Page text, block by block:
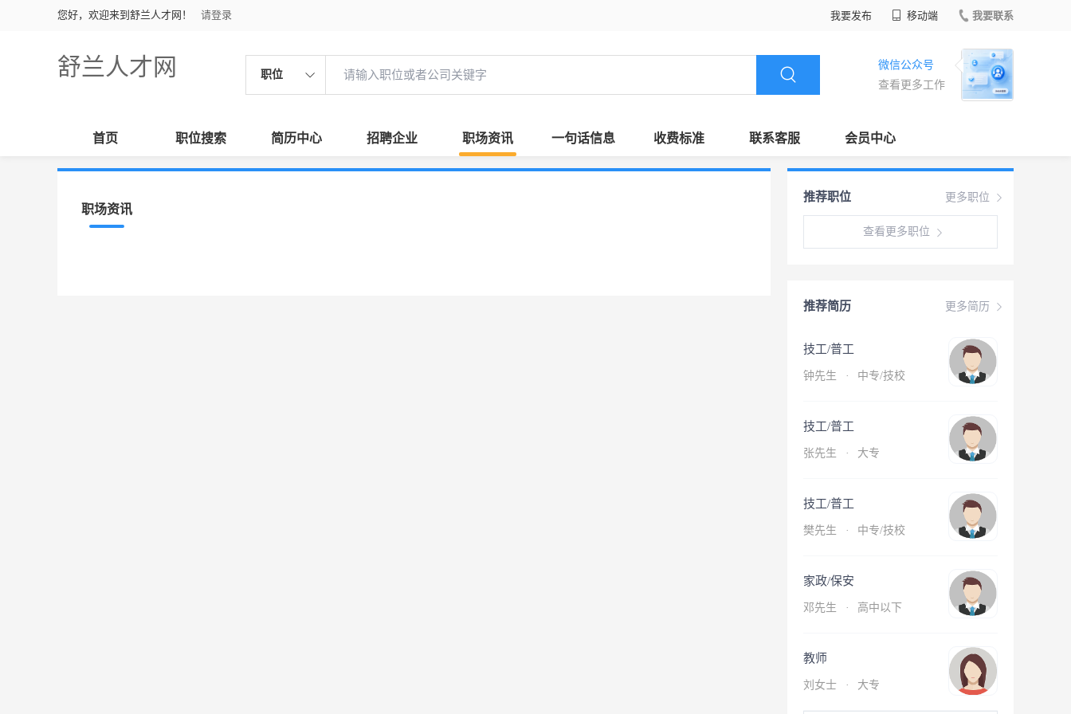
您好，欢迎来到舒兰人才网！ 请登录 我要发布 移动端 我要联系
舒兰人才网 职位
微信公众号
查看更多工作
首页 职位搜索 简历中心 招聘企业 职场资讯 一句话信息 收费标准 联系客服 会员中心
职场资讯
更多职位
推荐职位
查看更多职位
更多简历
推荐简历
技工/普工
钟先生 · 中专/技校
技工/普工
张先生 · 大专
技工/普工
樊先生 · 中专/技校
家政/保安
邓先生 · 高中以下
教师
刘女士 · 大专